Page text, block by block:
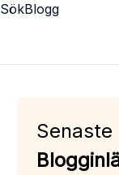
SökBlogg
Senaste